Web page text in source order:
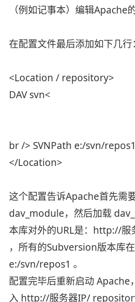
（例如记事本）编辑Apache
在配置文件最后添加如下几行：
<Location / repository>
DAV svn<
br /> SVNPath e:/svn/repos1
</Location>
这个配置告诉Apache首先需
dav_module，然后加载
本库对外的URL是：http://
，所有的Subversion版本库
e:/svn/repos1 。
配置完毕后重新启动 Apache
入 http://服务器IP/